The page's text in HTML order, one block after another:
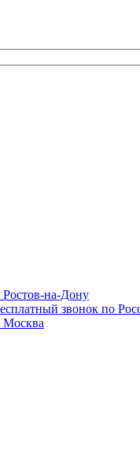
Ростов-на-Дону
звонок по
Москва